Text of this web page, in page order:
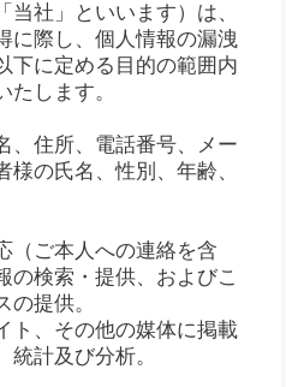
社」といいます）は、
に際し、個人情報の漏洩
下に定める目的の範囲内
たします。
、住所、電話番号、メー
の氏名、性別、年齢、
（ご本人への連絡を含
の検索・提供、およびこ
の提供。
ト、その他の媒体に掲載
計及び分析。